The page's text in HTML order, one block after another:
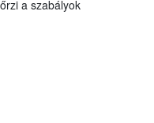
a szabályok